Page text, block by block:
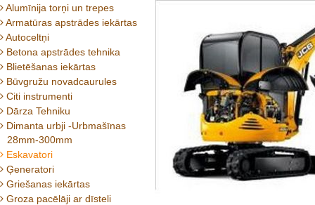
Alumīnija torņi un trepes
Armatūras apstrādes iekārtas
Autoceltņi
Betona apstrādes tehnika
Blietēšanas iekārtas
Būvgružu novadcaurules
Citi instrumenti
Dārza Tehniku
Dimanta urbji -Urbmašīnas
28mm-300mm
Eskavatori
Ģeneratori
Griešanas iekārtas
Groza pacēlāji ar dīsteli